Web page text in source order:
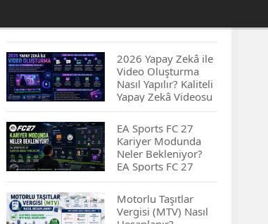
2026 Yapay Zekâ ile
Video Oluşturma
Nasıl Yapılır? Kaliteli
Yapay Zekâ Videosu
Hazırlamanın
İpuçları...
EA Sports FC 27
Kariyer Modunda
Neler Bekleniyor?
EA Sports FC 27
Kariyer Modu
Yenilikleri…
Motorlu Taşıtlar
Vergisi (MTV) Nasıl